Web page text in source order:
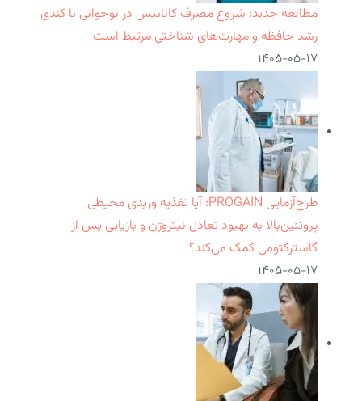
مطالعه جدید: شروع مصرف کانابیس در نوجوانی با کندی
رشد حافظه و مهارت‌های شناختی مرتبط است
۱۴۰۵-۰۵-۱۷
طرح‌آزمایی PROGAIN: آیا تغذیه وریدی محیطی
پروتئین‌بالا به بهبود تعادل نیتروژن و بازیابی پس از
گاسترکتومی کمک می‌کند؟
۱۴۰۵-۰۵-۱۷